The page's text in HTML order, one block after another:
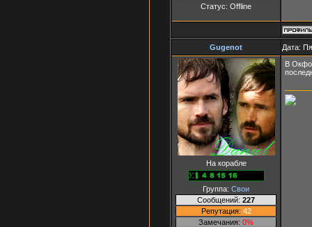
Статус: Offline
Gugenot Дата:
На корабле
Группа: Свои
Сообщений: 227
Репутация: 42
Замечания: 0%
В